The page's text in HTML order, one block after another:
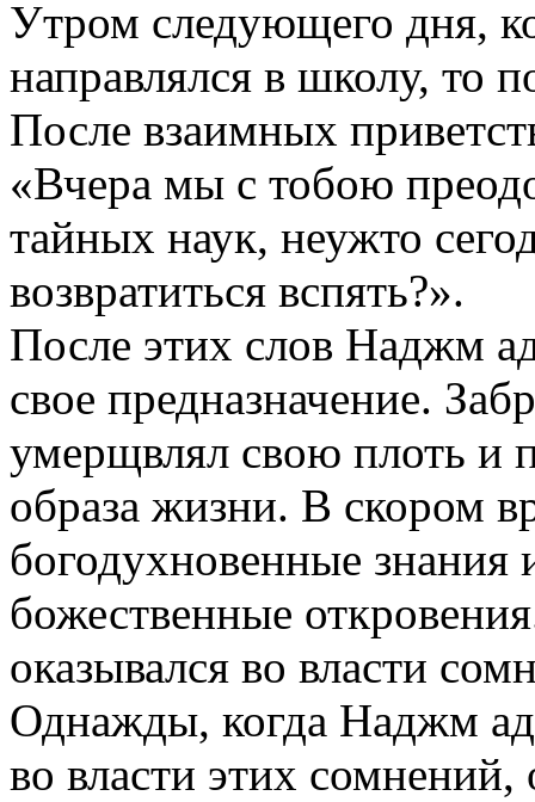
Утром следующего дня,
направлялся в школу, то
После взаимных
«Вчера мы с тобою
тайных наук, неужто
возвратиться вспять?».
После этих слов Наджм
свое предназначение.
умерщвлял свою плоть и
образа жизни. В скором
богодухновенные знания
божественные
оказывался во власти
Однажды, когда Наджм
во власти этих